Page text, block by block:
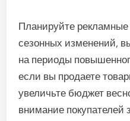
Планируйте
сезонных изменений,
на периоды
если вы продаете
увеличьте бюджет
внимание покупателей